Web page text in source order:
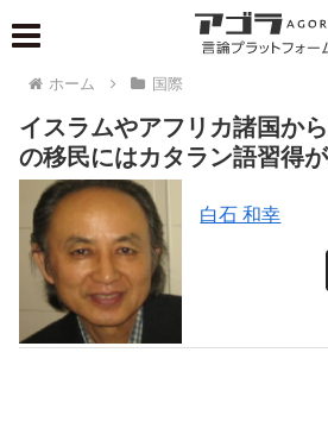
ホーム 国際
イスラムやアフリカ諸国か
の移民にはカタラン語習得
白石 和幸